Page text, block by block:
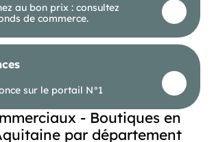
au bon prix : consultez
de commerce.
sur le portail N°1
- Boutiques en
par département